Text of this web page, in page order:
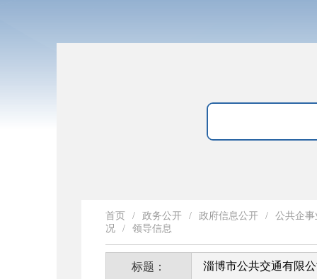
首页 / 政务公开 / 政府信息公开 /
公共企
况
/ 领导信息
标题： 淄博市公共交通有限